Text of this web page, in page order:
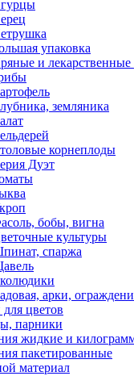
упаковка
и лекарственные
земляника
корнеплоды
Дуэт
бобы, вигна
культуры
спаржа
арки,
цветов
парники
жидкие и
пакетированные
материал